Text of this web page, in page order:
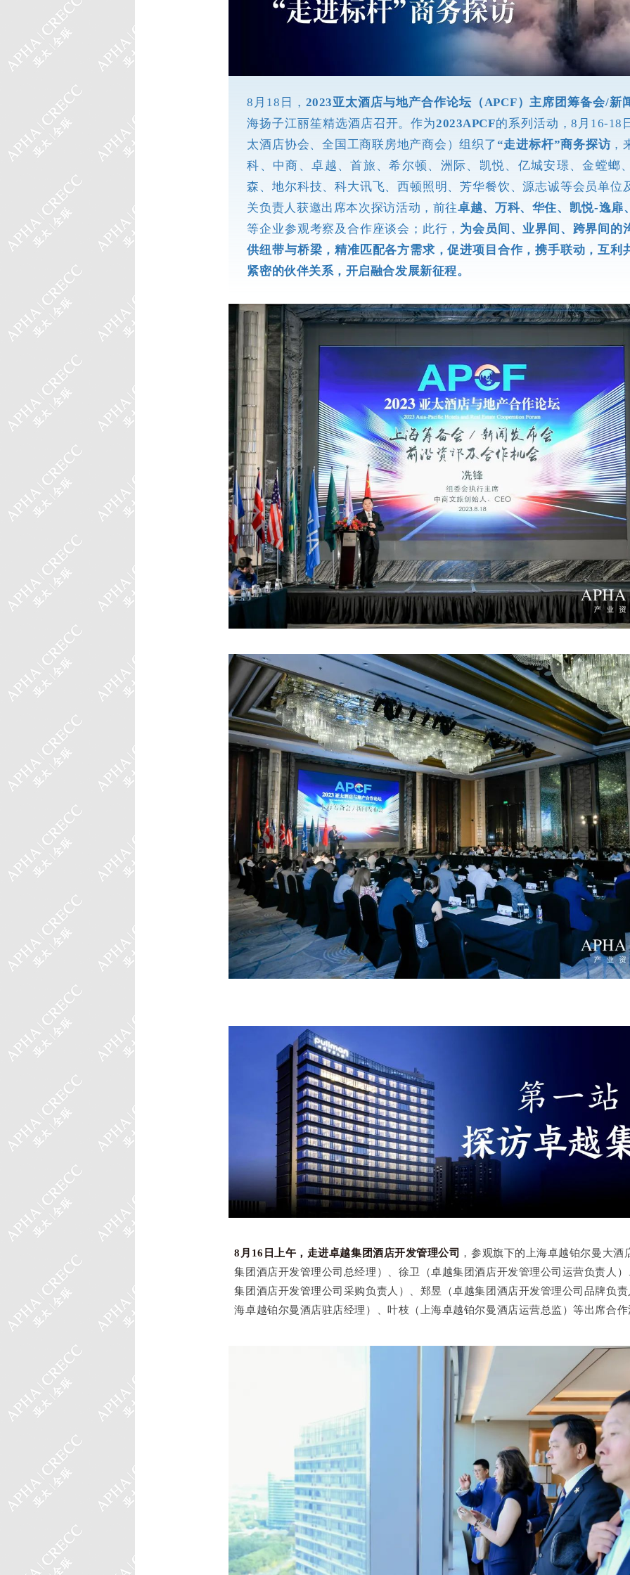
8月18日， 2023亚太酒店与地产合作论坛（APCF）主席团筹备会/新
海扬子江丽笙精选酒店召开。作为2023APCF的系列活动，8月16-18
太酒店协会、全国工商联房地产商会）组织了“走进标杆”商务探访 ，
科、中商、卓越、首旅、希尔顿、洲际、凯悦、亿城安璟、金螳螂
森、地尔科技、科大讯飞、西顿照明、芳华餐饮、源志诚等会员单位
关负责人获邀出席本次探访活动，前往卓越、万科、华住、凯悦-逸扉
等企业参观考察及合作座谈会；此行， 为会员间、业界间、跨界间的
供纽带与桥梁，精准匹配各方需求，促进项目合作，携手联动，互利
紧密的伙伴关系，开启融合发展新征程。
8月16日上午，走进卓越集团酒店开发管理公司
，参观旗下的上海卓越铂尔曼大酒
集团酒店开发管理公司总经理）、徐卫（卓越集团酒店开发管理公司运营负责人
集团酒店开发管理公司采购负责人）、郑昱（卓越集团酒店开发管理公司品牌负
海卓越铂尔曼酒店驻店经理）、叶枝（上海卓越铂尔曼酒店运营总监）等出席合